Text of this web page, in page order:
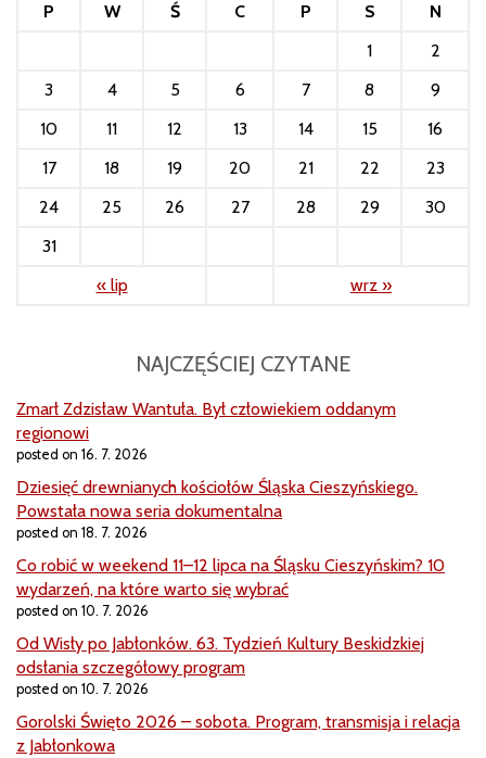
P W Ś C P S
N
1
2
3
4 5 6 7 8
9
10
11 12 13 14 15
16
17
18 19 20 21 22
23
24
25 26 27 28 29
30
31
« lip
wrz »
NAJCZĘŚCIEJ CZYTANE
Zmarł Zdzisław Wantuła. Był człowiekiem oddanym
regionowi
posted on 16. 7. 2026
Dziesięć drewnianych kościołów Śląska Cieszyńskiego.
Powstała nowa seria dokumentalna
posted on 18. 7. 2026
Co robić w weekend 11–12 lipca na Śląsku Cieszyńskim? 10
wydarzeń, na które warto się wybrać
posted on 10. 7. 2026
Od Wisły po Jabłonków. 63. Tydzień Kultury Beskidzkiej
odsłania szczegółowy program
posted on 10. 7. 2026
Gorolski Święto 2026 – sobota. Program, transmisja i relacja
z Jabłonkowa